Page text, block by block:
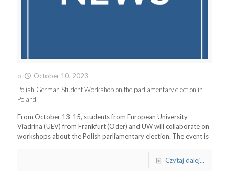
o
October 10, 2023
Polish-German Student Workshop on the parliamentary election in
Poland
From October 13-15, students from European University
Viadrina (UEV) from Frankfurt (Oder) and UW will collaborate on
workshops about the Polish parliamentary election. The event is
Czytaj dalej...